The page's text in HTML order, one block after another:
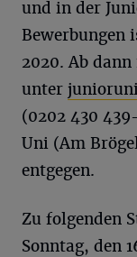
und in der
Bewerbungen
2020. Ab
unter
(0202 430
Uni (Am
entgegen.
Zu folgenden
Sonntag, den